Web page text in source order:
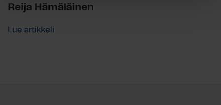
Reija Hämäläinen
Lue artikkeli